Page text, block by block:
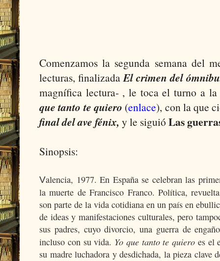
Comenzamos la segunda semana del
lecturas, finalizadaEl crimen del
magnífica lectura- , le toca el turno a
que tanto te quiero (enlace), con la que
final del ave fénix, y le siguió Las
Sinopsis:
Valencia, 1977. En España se celebran las
la muerte de Francisco Franco. Política,
son parte de la vida cotidiana en un país en
de ideas y manifestaciones culturales, pero
sus padres, cuyo divorcio, una guerra de
incluso con su vida. Yo que tanto te quiero es el
su madre luchadora y desdichada, la pieza clave